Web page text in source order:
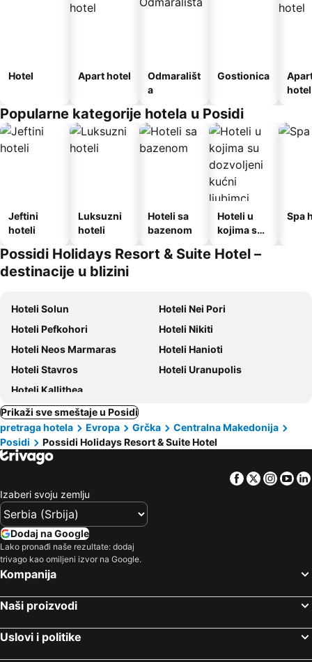
Hotel Apart hotel
Odmarališt
a
Gostionica
hotel
Popularne kategorije hotela u Posidi
Jeftini
hoteli
Luksuzni
hoteli
Hoteli sa
bazenom
Hoteli u
kojima su
kućni
Spa
Possidi Holidays Resort & Suite Hotel –
destinacije u blizini
Hoteli Solun
Hoteli Nei Pori
Hoteli Pefkohori
Hoteli Nikiti
Hoteli Neos Marmaras
Hoteli Hanioti
Hoteli Stavros
Hoteli Uranupolis
Hoteli Kallithea
Prikaži sve smeštaje u Posidi
pretraga hotela
Evropa Grčka
Centralna Makedonija
Posidi
Possidi Holidays Resort & Suite Hotel
Facebook
Twitter
Izaberi svoju zemlju
Dodaj na Google
Lako pronađi naše rezultate: dodaj
trivago kao omiljeni izvor na Google.
Kompanija
Naši proizvodi
Uslovi i politike